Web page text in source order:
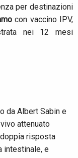
per destinazioni
con vaccino IPV,
nei 12 mesi
da Albert Sabin e
attenuato
risposta
intestinale, e